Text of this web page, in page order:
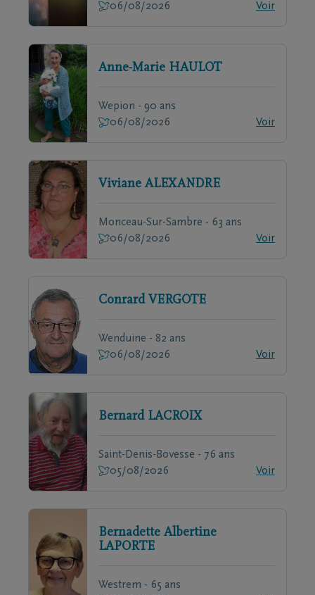
06/08/2026
Voir
Anne-Marie HAULOT
Wepion - 90 ans
06/08/2026
Voir
Viviane ALEXANDRE
Monceau-Sur-Sambre - 63 ans
06/08/2026
Voir
Conrard VERGOTE
Wenduine - 82 ans
06/08/2026
Voir
Bernard LACROIX
Saint-Denis-Bovesse - 76 ans
05/08/2026
Voir
Bernadette Albertine
LAPORTE
Westrem - 65 ans